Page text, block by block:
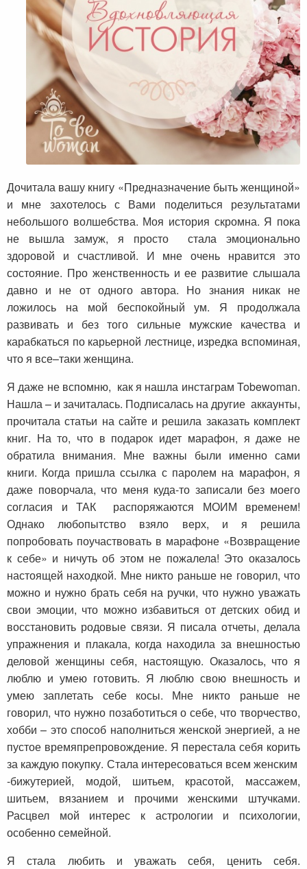
Дочитала вашу книгу «Предназначение быть женщиной»
и мне захотелось с Вами поделиться результатами
небольшого волшебства. Моя история скромна. Я пока
не вышла замуж, я просто стала эмоционально
здоровой и счастливой. И мне очень нравится это
состояние. Про женственность и ее развитие слышала
давно и не от одного автора. Но знания никак не
ложилось на мой беспокойный ум. Я продолжала
развивать и без того сильные мужские качества и
карабкаться по карьерной лестнице, изредка вспоминая,
что я все–таки женщина.
Я даже не вспомню, как я нашла инстаграм Tobewoman.
Нашла – и зачиталась. Подписалась на другие аккаунты,
прочитала статьи на сайте и решила заказать комплект
книг. На то, что в подарок идет марафон, я даже не
обратила внимания. Мне важны были именно сами
книги. Когда пришла ссылка с паролем на марафон, я
даже поворчала, что меня куда-то записали без моего
согласия и ТАК распоряжаются МОИМ временем!
Однако любопытство взяло верх, и я решила
попробовать поучаствовать в марафоне «Возвращение
к себе» и ничуть об этом не пожалела! Это оказалось
настоящей находкой. Мне никто раньше не говорил, что
можно и нужно брать себя на ручки, что нужно уважать
свои эмоции, что можно избавиться от детских обид и
восстановить родовые связи. Я писала отчеты, делала
упражнения и плакала, когда находила за внешностью
деловой женщины себя, настоящую. Оказалось, что я
люблю и умею готовить. Я люблю свою внешность и
умею заплетать себе косы. Мне никто раньше не
говорил, что нужно позаботиться о себе, что творчество,
хобби – это способ наполниться женской энергией, а не
пустое времяпрепровождение. Я перестала себя корить
за каждую покупку. Стала интересоваться всем женским
-бижутерией, модой, шитьем, красотой, массажем,
шитьем, вязанием и прочими женскими штучками.
Расцвел мой интерес к астрологии и психологии,
особенно семейной.
Я стала любить и уважать себя, ценить себя.